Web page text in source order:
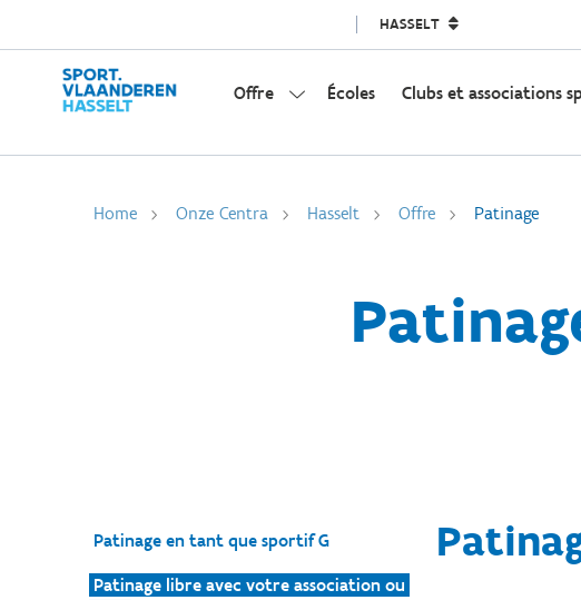
HASSELT
Offre Écoles Clubs et associations
Home Onze Centra Hasselt Offre Patinage
Patinage en tant que sportif G
Patinage libre avec votre association ou